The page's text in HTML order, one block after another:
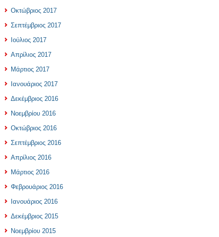
Οκτώβριος 2017
Σεπτέμβριος 2017
Ιούλιος 2017
Απρίλιος 2017
Μάρτιος 2017
Ιανουάριος 2017
Δεκέμβριος 2016
Νοεμβρίου 2016
Οκτώβριος 2016
Σεπτέμβριος 2016
Απρίλιος 2016
Μάρτιος 2016
Φεβρουάριος 2016
Ιανουάριος 2016
Δεκέμβριος 2015
Νοεμβρίου 2015